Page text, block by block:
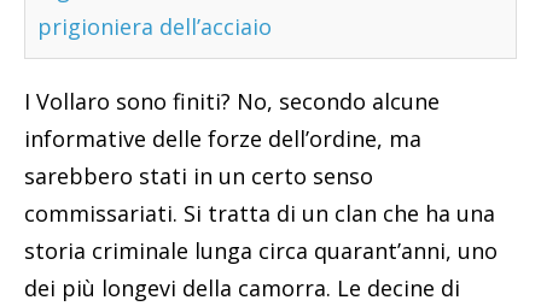
prigioniera dell’acciaio
I Vollaro sono finiti? No, secondo alcune
informative delle forze dell’ordine, ma
sarebbero stati in un certo senso
commissariati. Si tratta di un clan che ha una
storia criminale lunga circa quarant’anni, uno
dei più longevi della camorra. Le decine di